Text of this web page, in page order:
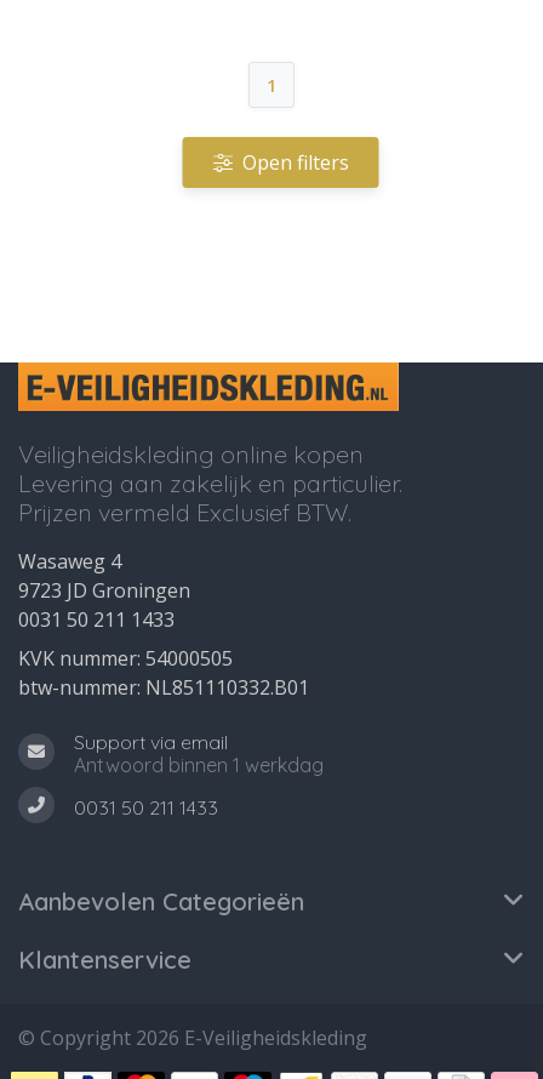
1
Open filters
Veiligheidskleding online kopen
Levering aan zakelijk en particulier.
Prijzen vermeld Exclusief BTW.
Wasaweg 4
9723 JD Groningen
0031 50 211 1433
KVK nummer: 54000505
btw-nummer: NL851110332.B01
Support via email
Antwoord binnen 1 werkdag
0031 50 211 1433
Aanbevolen Categorieën
Klantenservice
© Copyright 2026 E-Veiligheidskleding